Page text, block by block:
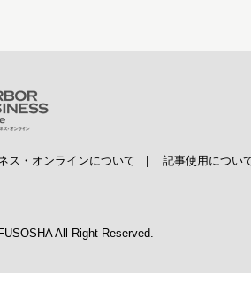
ス・オンラインについて 記事使用につい
All Right Reserved.